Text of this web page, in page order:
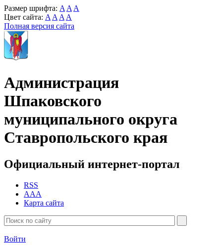
Размер шрифта: A A A
Цвет сайта: A A A A
Полная версия сайта
Администрация
Шпаковского
муниципального округа
Ставропольского края
Официальный интернет-портал
RSS
AAA
Карта сайта
Войти